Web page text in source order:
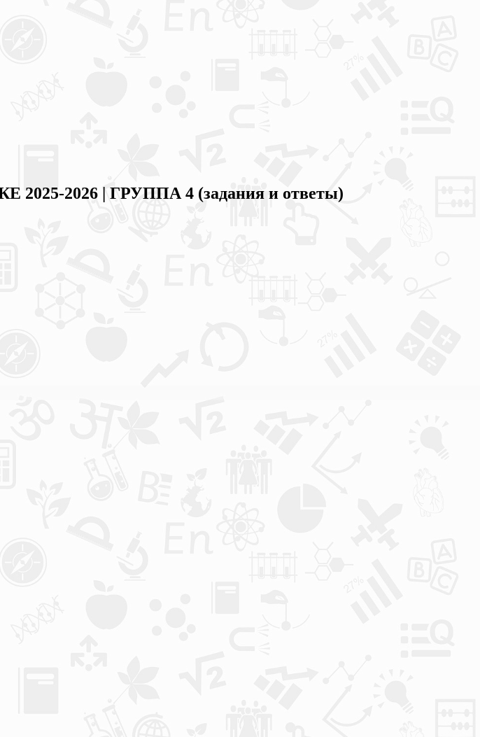
2026 | ГРУППА 4 (задания и ответы)